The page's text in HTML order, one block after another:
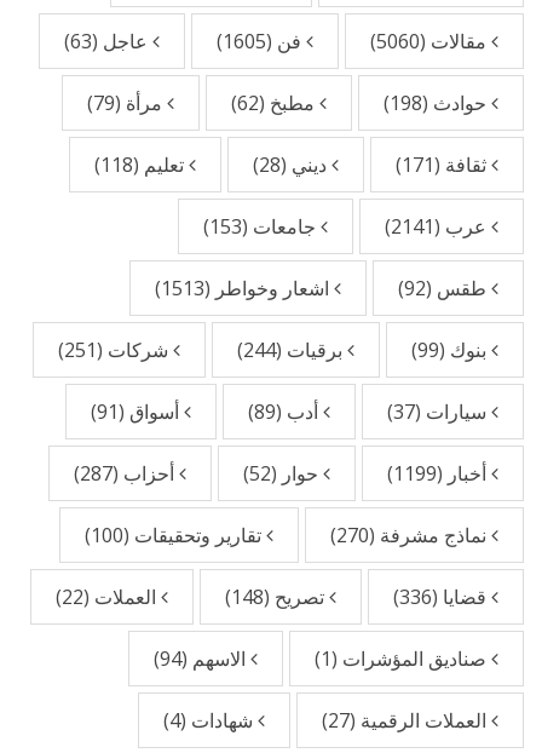
مقالات (5060) فن (1605) عاجل (63)
حوادث (198) مطبخ (62) مرأة (79)
ثقافة (171) ديني (28) تعليم (118)
عرب (2141) جامعات (153)
طقس (92) اشعار وخواطر (1513)
بنوك (99) برقيات (244) شركات (251)
سيارات (37) أدب (89) أسواق (91)
أخبار (1199) حوار (52) أحزاب (287)
نماذج مشرفة (270) تقارير وتحقيقات (100)
قضايا (336) تصريح (148) العملات (22)
صناديق المؤشرات (1) الاسهم (94)
العملات الرقمية (27) شهادات (4)